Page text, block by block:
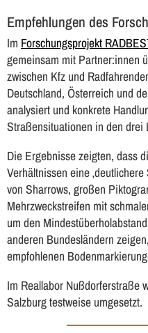
Empfehlungen des
Im Forschungsprojekt
gemeinsam mit Partner:innen
zwischen Kfz und
Deutschland, Österreich und
analysiert und konkrete
Straßensituationen in den drei
Die Ergebnisse zeigten, dass
Verhältnissen eine
von Sharrows, großen
Mehrzweckstreifen mit
um den
anderen Bundesländern
empfohlenen
Im Reallabor Nußdorferstraße
Salzburg testweise umgesetzt.